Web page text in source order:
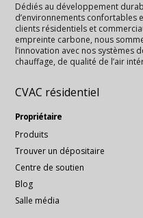
Dédiés au développement
d’environnements confortables
clients résidentiels et
empreinte carbone, nous
l’innovation avec nos systèmes
chauffage, de qualité de l’air
CVAC résidentiel
Propriétaire
Produits
Trouver un dépositaire
Centre de soutien
Blog
Salle média